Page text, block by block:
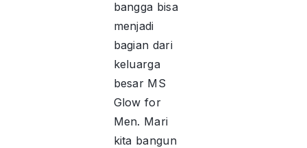
bangga bisa
menjadi
bagian dari
keluarga
besar MS
Glow for
Men. Mari
kita bangun